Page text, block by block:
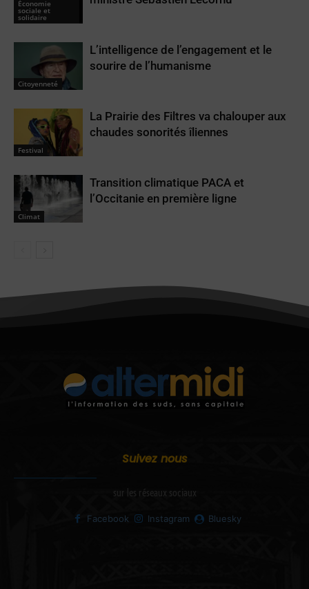
Économie
sociale et
solidaire
Citoyenneté
L’intelligence de l’engagement et le
sourire de l’humanisme
Festival
La Prairie des Filtres va chalouper aux
chaudes sonorités îliennes
Climat
Transition climatique PACA et
l’Occitanie en première ligne
Suivez nous
sur les réseaux sociaux
Facebook Instagram Bluesky